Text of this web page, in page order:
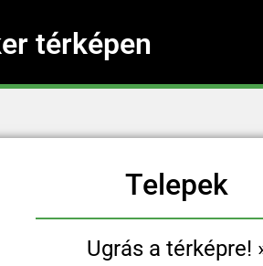
térképen
Telepek
Ugrás a térképre!